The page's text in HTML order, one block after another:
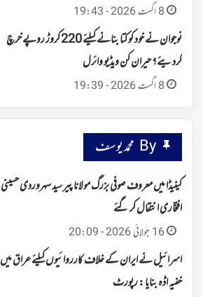
8 اگست 2026 - 19:43
نوجوان نے خود کو کتا بنانے کیلئے 220 کروڑ روپے خرچ
کردیئے؟ حیران کن ویڈیو وائرل
8 اگست 2026 - 19:39
By محمد یوسف
کینیڈا میں معروف صوفی بزرگ مولانا پیر سید سہروردی حسینی
افتخاری انتقال کر گئے
16 جولائی 2026 - 20:09
اسرائیل نے ایران کے خلاف کارروائیوں کیلئے عراق میں
خفیہ اڈہ بنایا : رپورٹ